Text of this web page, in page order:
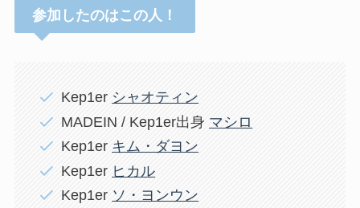
参加したのはこの人！
Kep1er シャオティン
MADEIN / Kep1er出身 マシロ
Kep1er キム・ダヨン
Kep1er ヒカル
Kep1er ソ・ヨンウン